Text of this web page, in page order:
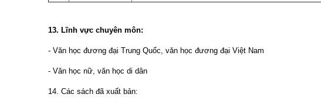
13. Lĩnh vực chuyên môn:
- Văn học đương đại Trung Quốc, văn học đương đại Việt Nam
- Văn học nữ, văn học di dân
14. Các sách đã xuất bản: